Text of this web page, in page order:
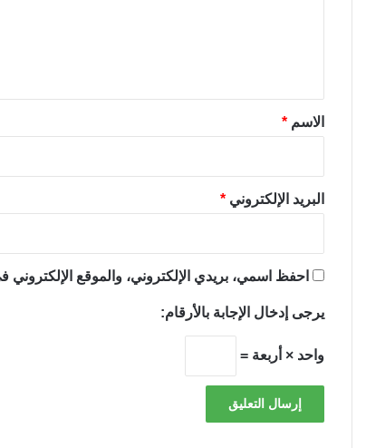
*الاسم *
البريد الإلكتروني *
احفظ اسمي، بريدي الإلكتروني، والموقع
يرجى إدخال الإجابة بالأرقام:
واحد × أربعة =